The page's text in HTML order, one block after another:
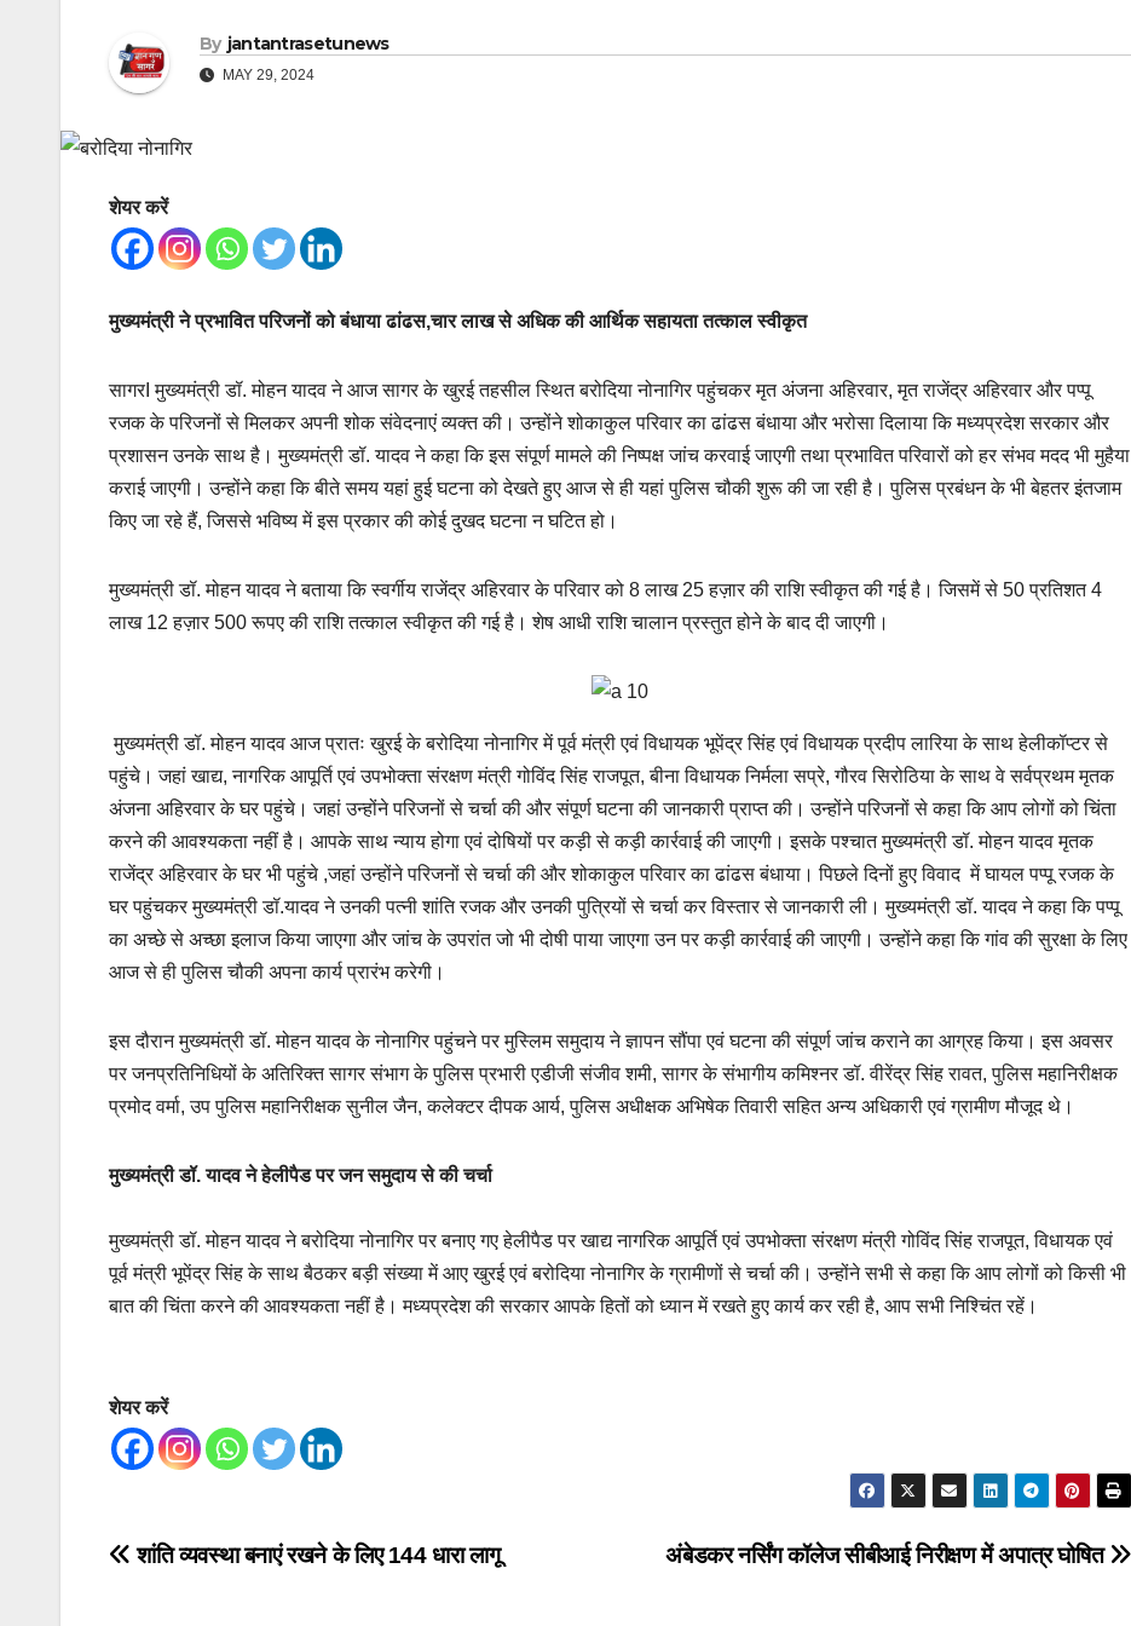
By jantantrasetunews
MAY 29, 2024
शेयर करें
मुख्यमंत्री ने प्रभावित परिजनों को बंधाया ढांढस,चार लाख से अधिक की आर्थिक सहायता तत्काल स्वीकृत
सागरI मुख्यमंत्री डॉ. मोहन यादव ने आज सागर के खुरई तहसील स्थित बरोदिया नोनागिर पहुंचकर मृत अंजना अहिरवार, मृत राजेंद्र अहिरवार और पप्पू
रजक के परिजनों से मिलकर अपनी शोक संवेदनाएं व्यक्त की। उन्होंने शोकाकुल परिवार का ढांढस बंधाया और भरोसा दिलाया कि मध्यप्रदेश सरकार और
प्रशासन उनके साथ है। मुख्यमंत्री डॉ. यादव ने कहा कि इस संपूर्ण मामले की निष्पक्ष जांच करवाई जाएगी तथा प्रभावित परिवारों को हर संभव मदद भी मुहैया
कराई जाएगी। उन्होंने कहा कि बीते समय यहां हुई घटना को देखते हुए आज से ही यहां पुलिस चौकी शुरू की जा रही है। पुलिस प्रबंधन के भी बेहतर इंतजाम
किए जा रहे हैं, जिससे भविष्य में इस प्रकार की कोई दुखद घटना न घटित हो।
मुख्यमंत्री डॉ. मोहन यादव ने बताया कि स्वर्गीय राजेंद्र अहिरवार के परिवार को 8 लाख 25 हज़ार की राशि स्वीकृत की गई है। जिसमें से 50 प्रतिशत 4
लाख 12 हज़ार 500 रूपए की राशि तत्काल स्वीकृत की गई है। शेष आधी राशि चालान प्रस्तुत होने के बाद दी जाएगी।
मुख्यमंत्री डॉ. मोहन यादव आज प्रातः खुरई के बरोदिया नोनागिर में पूर्व मंत्री एवं विधायक भूपेंद्र सिंह एवं विधायक प्रदीप लारिया के साथ हेलीकॉप्टर से
पहुंचे। जहां खाद्य, नागरिक आपूर्ति एवं उपभोक्ता संरक्षण मंत्री गोविंद सिंह राजपूत, बीना विधायक निर्मला सप्रे, गौरव सिरोठिया के साथ वे सर्वप्रथम मृतक
अंजना अहिरवार के घर पहुंचे। जहां उन्होंने परिजनों से चर्चा की और संपूर्ण घटना की जानकारी प्राप्त की। उन्होंने परिजनों से कहा कि आप लोगों को चिंता
करने की आवश्यकता नहीं है। आपके साथ न्याय होगा एवं दोषियों पर कड़ी से कड़ी कार्रवाई की जाएगी। इसके पश्चात मुख्यमंत्री डॉ. मोहन यादव मृतक
राजेंद्र अहिरवार के घर भी पहुंचे ,जहां उन्होंने परिजनों से चर्चा की और शोकाकुल परिवार का ढांढस बंधाया। पिछले दिनों हुए विवाद में घायल पप्पू रजक के
घर पहुंचकर मुख्यमंत्री डॉ.यादव ने उनकी पत्नी शांति रजक और उनकी पुत्रियों से चर्चा कर विस्तार से जानकारी ली। मुख्यमंत्री डॉ. यादव ने कहा कि पप्पू
का अच्छे से अच्छा इलाज किया जाएगा और जांच के उपरांत जो भी दोषी पाया जाएगा उन पर कड़ी कार्रवाई की जाएगी। उन्होंने कहा कि गांव की सुरक्षा के लिए
आज से ही पुलिस चौकी अपना कार्य प्रारंभ करेगी।
इस दौरान मुख्यमंत्री डॉ. मोहन यादव के नोनागिर पहुंचने पर मुस्लिम समुदाय ने ज्ञापन सौंपा एवं घटना की संपूर्ण जांच कराने का आग्रह किया। इस अवसर
पर जनप्रतिनिधियों के अतिरिक्त सागर संभाग के पुलिस प्रभारी एडीजी संजीव शमी, सागर के संभागीय कमिश्नर डॉ. वीरेंद्र सिंह रावत, पुलिस महानिरीक्षक
प्रमोद वर्मा, उप पुलिस महानिरीक्षक सुनील जैन, कलेक्टर दीपक आर्य, पुलिस अधीक्षक अभिषेक तिवारी सहित अन्य अधिकारी एवं ग्रामीण मौजूद थे।
मुख्यमंत्री डॉ. यादव ने हेलीपैड पर जन समुदाय से की चर्चा
मुख्यमंत्री डॉ. मोहन यादव ने बरोदिया नोनागिर पर बनाए गए हेलीपैड पर खाद्य नागरिक आपूर्ति एवं उपभोक्ता संरक्षण मंत्री गोविंद सिंह राजपूत, विधायक एवं
पूर्व मंत्री भूपेंद्र सिंह के साथ बैठकर बड़ी संख्या में आए खुरई एवं बरोदिया नोनागिर के ग्रामीणों से चर्चा की। उन्होंने सभी से कहा कि आप लोगों को किसी भी
बात की चिंता करने की आवश्यकता नहीं है। मध्यप्रदेश की सरकार आपके हितों को ध्यान में रखते हुए कार्य कर रही है, आप सभी निश्चिंत रहें।
शेयर करें
Post
अंबेडकर नर्सिंग कॉलेज सीबीआई निरीक्षण में अपात्र घोषित
शांति व्यवस्था बनाएं रखने के लिए 144 धारा लागू